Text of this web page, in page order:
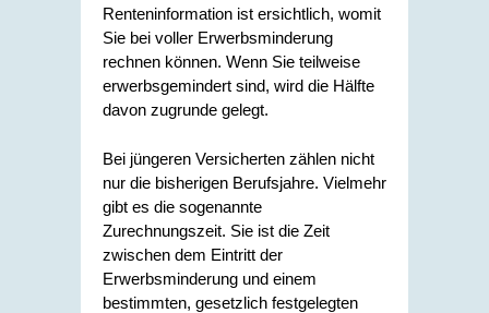
Renteninformation ist ersichtlich, womit
Sie bei voller Erwerbsminderung
rechnen können. Wenn Sie teilweise
erwerbsgemindert sind, wird die Hälfte
davon zugrunde gelegt.
Bei jüngeren Versicherten zählen nicht
nur die bisherigen Berufsjahre. Vielmehr
gibt es die sogenannte
Zurechnungszeit. Sie ist die Zeit
zwischen dem Eintritt der
Erwerbsminderung und einem
bestimmten, gesetzlich festgelegten